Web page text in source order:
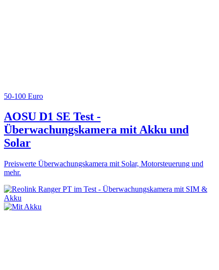
50-100 Euro
AOSU D1 SE Test -
Überwachungskamera mit Akku und
Solar
Preiswerte Überwachungskamera mit Solar, Motorsteuerung und
mehr.